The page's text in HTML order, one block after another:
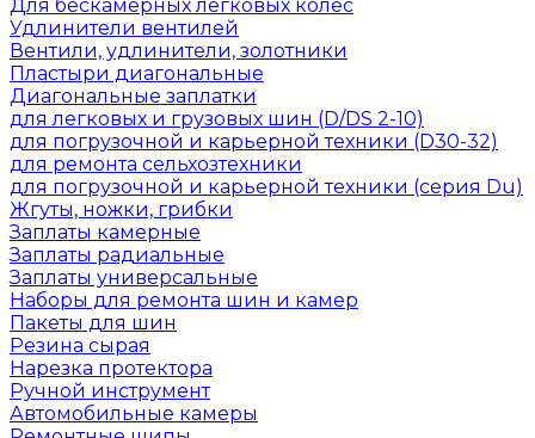
Для бескамерных легковых колес
Удлинители вентилей
Вентили, удлинители, золотники
Пластыри диагональные
Диагональные заплатки
для легковых и грузовых шин (D/DS 2-10)
для погрузочной и карьерной техники (D30-32)
для ремонта сельхозтехники
для погрузочной и карьерной техники (серия Du)
Жгуты, ножки, грибки
Заплаты камерные
Заплаты радиальные
Заплаты универсальные
Наборы для ремонта шин и камер
Пакеты для шин
Резина сырая
Нарезка протектора
Ручной инструмент
Автомобильные камеры